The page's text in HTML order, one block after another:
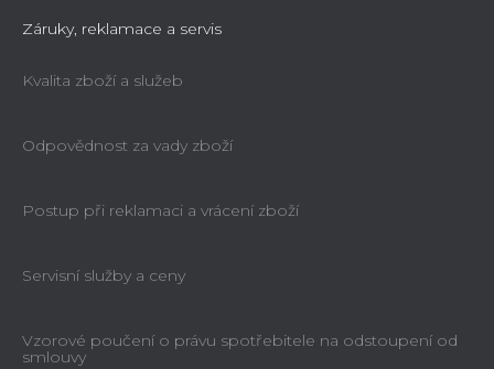
Záruky, reklamace a servis
Kvalita zboží a služeb
Odpovědnost za vady zboží
Postup při reklamaci a vrácení zboží
Servisní služby a ceny
Vzorové poučení o právu spotřebitele na odstoupení od
smlouvy